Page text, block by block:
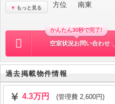
もっと見る 方位 南東
かんたん30秒で完了!
空室状況お問い合わせ
過去掲載物件情報
4.3万円
(管理費 2,600円)